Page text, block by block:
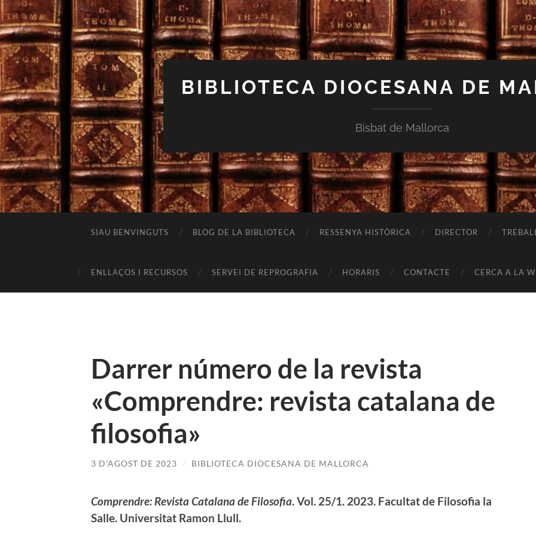
BIBLIOTECA DIOCESANA DE
Bisbat de Mallorca
SIAU BENVINGUTS BLOG DE LA BIBLIOTECA RESSENYA HISTÒRICA DIRECTOR
ENLLAÇOS I RECURSOS SERVEI DE REPROGRAFIA HORARIS CONTACTE CERCA A LA
Darrer número de la revista
«Comprendre: revista catalana de
filosofia»
3 D'AGOST DE 2023 / BIBLIOTECA DIOCESANA DE MALLORCA
Comprendre: Revista Catalana de Filosofia. Vol. 25/1. 2023. Facultat de Filosofia la
Salle. Universitat Ramon Llull.